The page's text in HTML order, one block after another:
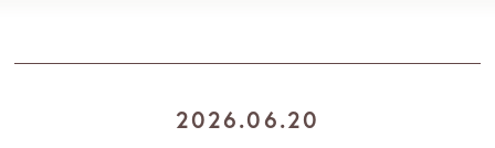
2026.06.20